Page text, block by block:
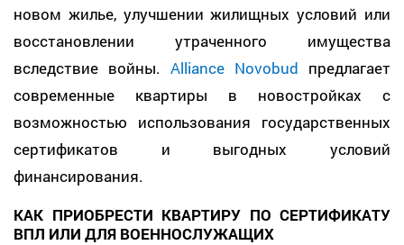
новом жилье, улучшении жилищных условий или
восстановлении утраченного имущества
вследствие войны. Alliance Novobud предлагает
современные квартиры в новостройках с
возможностью использования государственных
сертификатов и выгодных условий
финансирования.
КАК ПРИОБРЕСТИ КВАРТИРУ ПО СЕРТИФИКАТУ
ВПЛ ИЛИ ДЛЯ ВОЕННОСЛУЖАЩИХ